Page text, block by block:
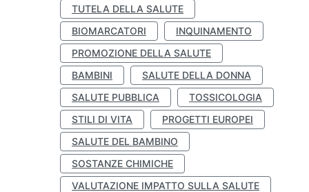
TUTELA DELLA SALUTE
BIOMARCATORI
INQUINAMENTO
PROMOZIONE DELLA SALUTE
BAMBINI
SALUTE DELLA DONNA
SALUTE PUBBLICA
TOSSICOLOGIA
STILI DI VITA
PROGETTI EUROPEI
SALUTE DEL BAMBINO
SOSTANZE CHIMICHE
VALUTAZIONE IMPATTO SULLA SALUTE